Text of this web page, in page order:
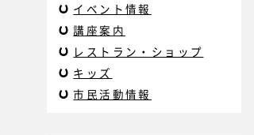
イベント情報
講座案内
レストラン・ショップ
キッズ
市民活動情報